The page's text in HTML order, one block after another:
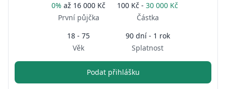
0% až 16 000 Kč
První půjčka
100 Kč - 30 000 Kč
Částka
18 - 75
Věk
90 dní - 1 rok
Splatnost
Podat přihlášku